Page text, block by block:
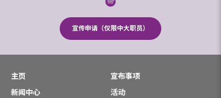
宣传申请（仅限中大职员）
主页
宣布事项
新闻中心
活动